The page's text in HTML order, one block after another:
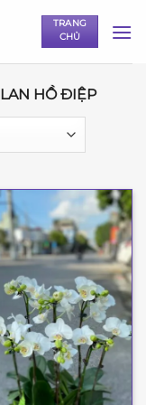
TRANG
CHỦ
LAN HỒ ĐIỆP